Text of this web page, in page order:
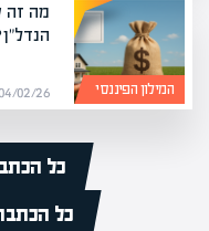
המילון הפיננסי
מה זה
04/02/26 (י״ז שבט תשפ״ו) | מערכת
כל
כל